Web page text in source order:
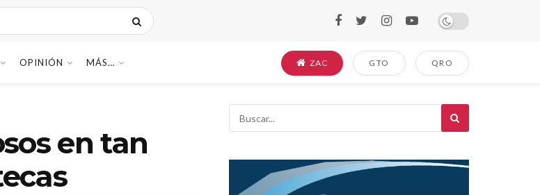
OPINIÓN MÁS… ZAC GTO QRO
en tan